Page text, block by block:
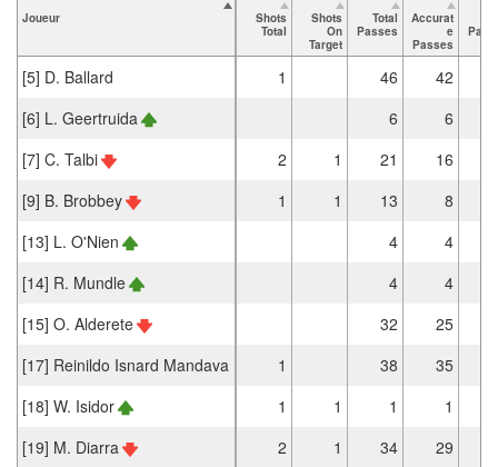
Joueur
Shots
Total
Shots
On
Target
Total
Passes
Accurat
e
Passes
[5] D. Ballard 1 46
42
[6] L. Geertruida
6
6
[7] C. Talbi
2 1 21
16
[9] B. Brobbey
1 1 13
8
[13] L. O'Nien
4
4
[14] R. Mundle
4
4
[15] O. Alderete
32
25
[17] Reinildo Isnard Mandava
1 38
35
[18] W. Isidor
1 1 1
1
[19] M. Diarra
2 1 34
29